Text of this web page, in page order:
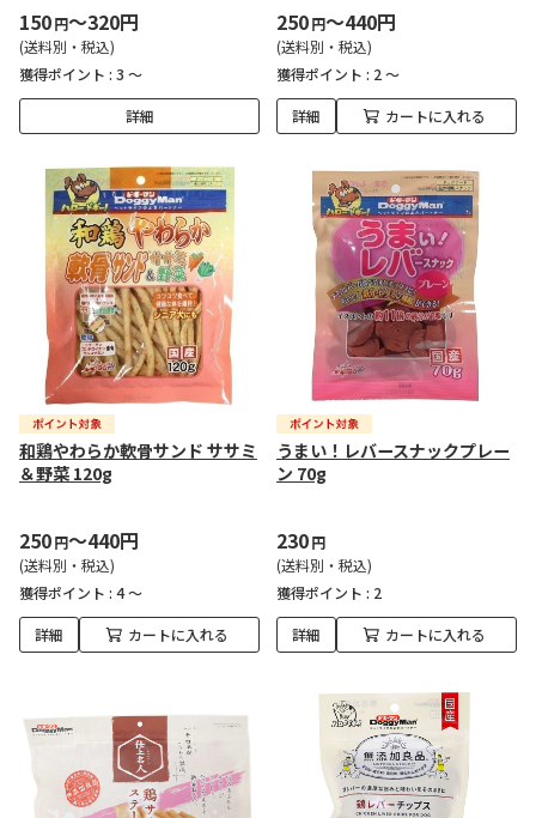
150円～320円
(送料別・税込)
獲得ポイント : 3 ～
詳細
250円～440円
(送料別・税込)
獲得ポイント : 2 ～
詳細 カートに入れる
和鶏やわらか軟骨サンド ササミ
＆野菜 120g
250円～440円
(送料別・税込)
獲得ポイント : 4 ～
詳細 カートに入れる
うまい！レバースナックプレー
ン 70g
230円
(送料別・税込)
獲得ポイント : 2
詳細 カートに入れる